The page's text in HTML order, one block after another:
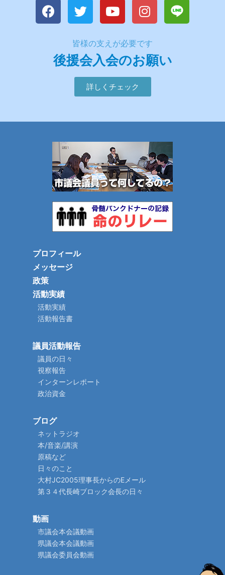
後援会入会のお願い
皆様の支えが必要です
詳しくチェック
プロフィール
メッセージ
政策
活動実績
活動実績
活動報告書
議員活動報告
議員の日々
視察報告
インターンレポート
政治資金
ブログ
ネットラジオ
本/音楽/講演
原稿など
日々のこと
大村JC2005理事長からのEメール
第３４代長崎ブロック会長の日々
動画
市議会本会議動画
県議会本会議動画
県議会委員会動画